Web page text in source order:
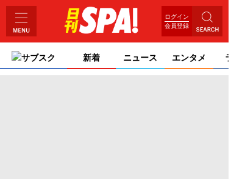
ログイン
会員登録
サブスク 新着 ニュース エンタメ